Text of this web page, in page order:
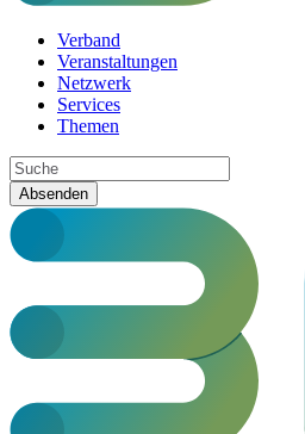
Verband
Veranstaltungen
Netzwerk
Services
Themen
Absenden